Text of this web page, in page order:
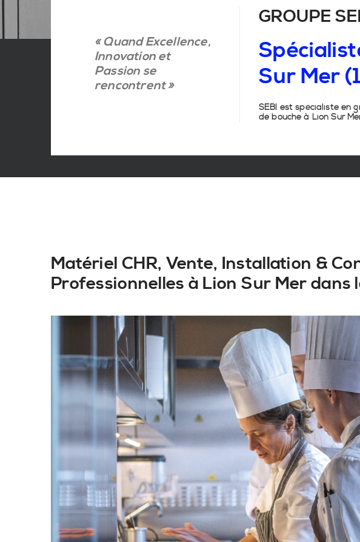
« Quand Excellence,
Innovation et
Passion se
rencontrent »
GROUPE
Sur Mer
SEBI est spécialiste en
de bouche à Lion Sur
Matériel CHR, Vente, Installation &
Professionnelles à Lion Sur Mer dans